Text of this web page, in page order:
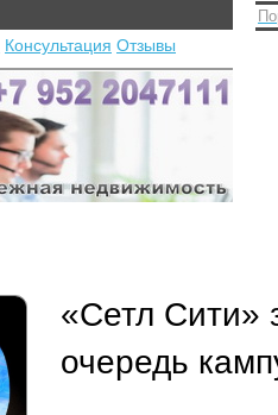
Консультация Отзывы
«Сетл Сити»
очередь